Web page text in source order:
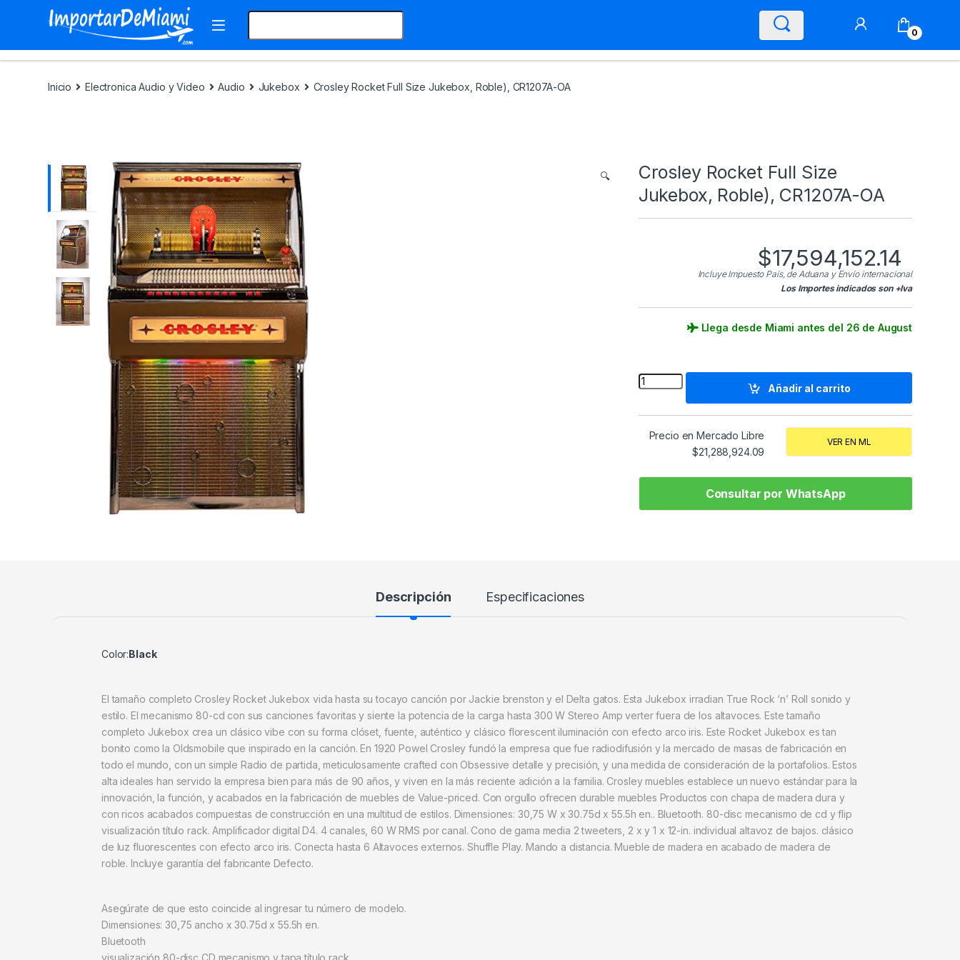
Skip to navigation
Skip to content
Search for:
0
Inicio Electronica Audio y Video Audio Jukebox Crosley Rocket Full Size Jukebox, Roble), CR1207A-OA
🔍
Crosley Rocket Full Size
Jukebox, Roble), CR1207A-OA
$17,594,152.14
Incluye Impuesto País, de Aduana y Envío internacional
Los Importes indicados son +Iva
Llega desde Miami antes del 26 de August
Quantity
Añadir al carrito
Precio en Mercado Libre
$21,288,924.09
VER EN ML
Consultar por WhatsApp
Descripción Especificaciones
Color:Black
El tamaño completo Crosley Rocket Jukebox vida hasta su tocayo canción por Jackie brenston y el Delta gatos. Esta Jukebox irradian True Rock ‘n’ Roll sonido y
estilo. El mecanismo 80-cd con sus canciones favoritas y siente la potencia de la carga hasta 300 W Stereo Amp verter fuera de los altavoces. Este tamaño
completo Jukebox crea un clásico vibe con su forma clóset, fuente, auténtico y clásico florescent iluminación con efecto arco iris. Este Rocket Jukebox es tan
bonito como la Oldsmobile que inspirado en la canción. En 1920 Powel Crosley fundó la empresa que fue radiodifusión y la mercado de masas de fabricación en
todo el mundo, con un simple Radio de partida, meticulosamente crafted con Obsessive detalle y precisión, y una medida de consideración de la portafolios. Estos
alta ideales han servido la empresa bien para más de 90 años, y viven en la más reciente adición a la familia. Crosley muebles establece un nuevo estándar para la
innovación, la función, y acabados en la fabricación de muebles de Value-priced. Con orgullo ofrecen durable muebles Productos con chapa de madera dura y
con ricos acabados compuestas de construcción en una multitud de estilos. Dimensiones: 30,75 W x 30.75d x 55.5h en.. Bluetooth. 80-disc mecanismo de cd y flip
visualización título rack. Amplificador digital D4. 4 canales, 60 W RMS por canal. Cono de gama media 2 tweeters, 2 x y 1 x 12-in. individual altavoz de bajos. clásico
de luz fluorescentes con efecto arco iris. Conecta hasta 6 Altavoces externos. Shuffle Play. Mando a distancia. Mueble de madera en acabado de madera de
roble. Incluye garantía del fabricante Defecto.
Asegúrate de que esto coincide al ingresar tu número de modelo.
Dimensiones: 30,75 ancho x 30.75d x 55.5h en.
Bluetooth